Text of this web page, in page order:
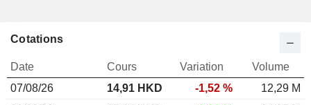
Cotations
Date Cours Variation
Volume
07/08/26
14,91 HKD -1,52 %
12,29 M